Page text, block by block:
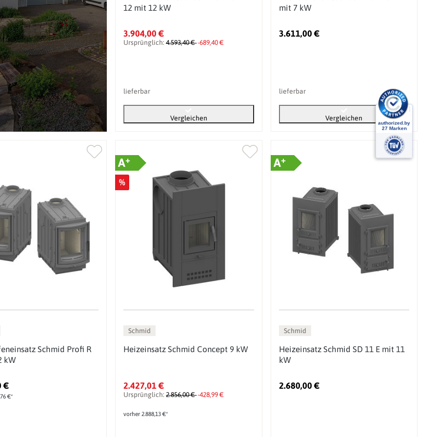
12 mit 12 kW
3.904,00 €
Ursprünglich:4.593,40 €-689,40 €
lieferbar
Vergleichen
mit 7 kW
3.611,00 €
lieferbar
Vergleichen
Schmid Profi R
kW
€
€*
A+
%
Schmid
Heizeinsatz Schmid Concept 9 kW
2.427,01 €
Ursprünglich:2.856,00 €-428,99 €
vorher 2.888,13 €*
A+
Schmid
Heizeinsatz Schmid SD 11 E mit 11
kW
2.680,00 €